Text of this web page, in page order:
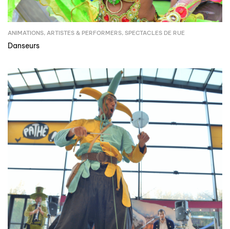
ANIMATIONS, ARTISTES & PERFORMERS, SPECTACLES DE RUE
Danseurs